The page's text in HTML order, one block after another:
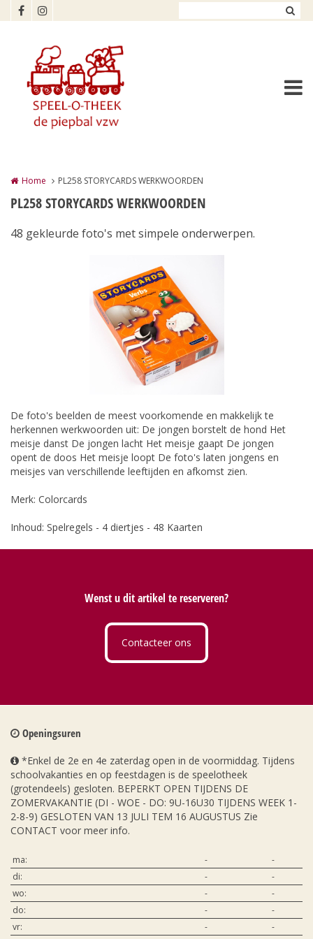
Overslaan en naar de inhoud gaan
Home PL258 STORYCARDS WERKWOORDEN
PL258 STORYCARDS WERKWOORDEN
48 gekleurde foto's met simpele onderwerpen.
De foto's beelden de meest voorkomende en makkelijk te
herkennen werkwoorden uit: De jongen borstelt de hond Het
meisje danst De jongen lacht Het meisje gaapt De jongen
opent de doos Het meisje loopt De foto's laten jongens en
meisjes van verschillende leeftijden en afkomst zien.
Merk: Colorcards
Inhoud: Spelregels - 4 diertjes - 48 Kaarten
Wenst u dit artikel te reserveren?
Contacteer ons
Openingsuren
*Enkel de 2e en 4e zaterdag open in de voormiddag. Tijdens
schoolvakanties en op feestdagen is de speelotheek
(grotendeels) gesloten. BEPERKT OPEN TIJDENS DE
ZOMERVAKANTIE (DI - WOE - DO: 9U-16U30 TIJDENS WEEK 1-
2-8-9) GESLOTEN VAN 13 JULI TEM 16 AUGUSTUS Zie
CONTACT voor meer info.
ma: -
-
di:
-
-
wo:
-
-
do:
-
-
vr:
-
-